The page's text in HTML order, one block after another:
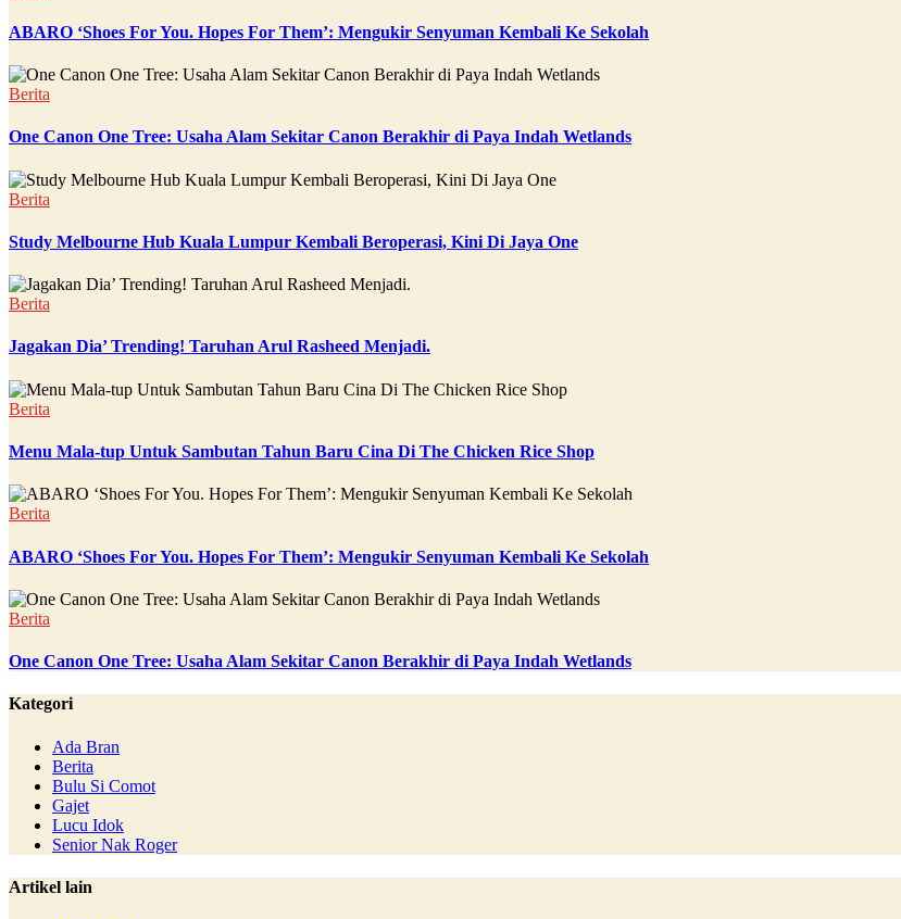
ABARO ‘Shoes For You. Hopes For Them’: Mengukir Senyuman Kembali Ke Sekolah
Berita
One Canon One Tree: Usaha Alam Sekitar Canon Berakhir di Paya Indah Wetlands
Berita
Study Melbourne Hub Kuala Lumpur Kembali Beroperasi, Kini Di Jaya One
Berita
Jagakan Dia’ Trending! Taruhan Arul Rasheed Menjadi.
Berita
Menu Mala-tup Untuk Sambutan Tahun Baru Cina Di The Chicken Rice Shop
Berita
ABARO ‘Shoes For You. Hopes For Them’: Mengukir Senyuman Kembali Ke Sekolah
Berita
One Canon One Tree: Usaha Alam Sekitar Canon Berakhir di Paya Indah Wetlands
Kategori
Ada Bran
Berita
Bulu Si Comot
Gajet
Lucu Idok
Senior Nak Roger
Artikel lain